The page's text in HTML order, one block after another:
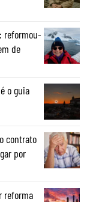
reformou-
de
o guia
contrato
por
reforma